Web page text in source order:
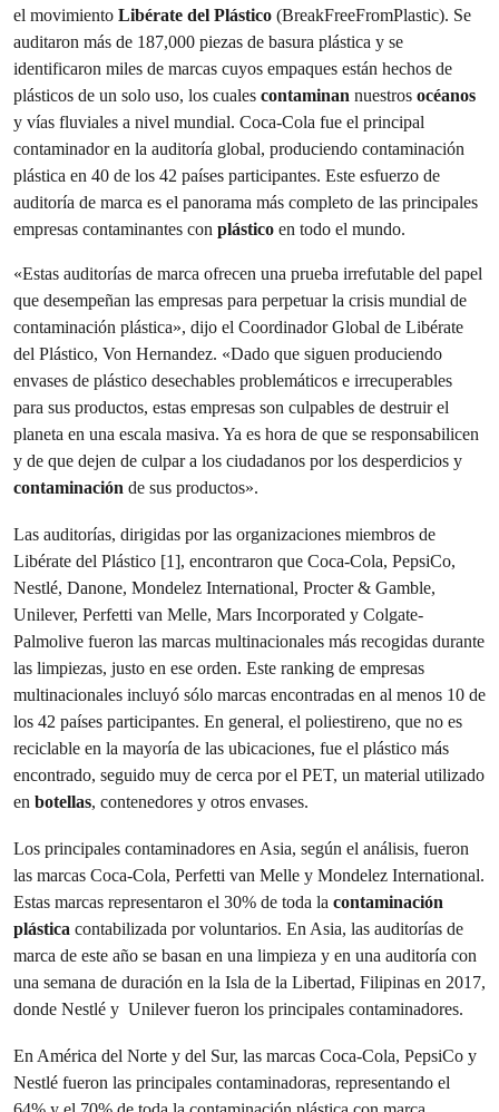
el movimiento Libérate del Plástico (BreakFreeFromPlastic). Se
auditaron más de 187,000 piezas de basura plástica y se
identificaron miles de marcas cuyos empaques están hechos de
plásticos de un solo uso, los cuales contaminan nuestros océanos
y vías fluviales a nivel mundial. Coca-Cola fue el principal
contaminador en la auditoría global, produciendo contaminación
plástica en 40 de los 42 países participantes. Este esfuerzo de
auditoría de marca es el panorama más completo de las principales
empresas contaminantes con plástico en todo el mundo.
«Estas auditorías de marca ofrecen una prueba irrefutable del papel
que desempeñan las empresas para perpetuar la crisis mundial de
contaminación plástica», dijo el Coordinador Global de Libérate
del Plástico, Von Hernandez. «Dado que siguen produciendo
envases de plástico desechables problemáticos e irrecuperables
para sus productos, estas empresas son culpables de destruir el
planeta en una escala masiva. Ya es hora de que se responsabilicen
y de que dejen de culpar a los ciudadanos por los desperdicios y
contaminación de sus productos».
Las auditorías, dirigidas por las organizaciones miembros de
Libérate del Plástico [1], encontraron que Coca-Cola, PepsiCo,
Nestlé, Danone, Mondelez International, Procter & Gamble,
Unilever, Perfetti van Melle, Mars Incorporated y Colgate-
Palmolive fueron las marcas multinacionales más recogidas durante
las limpiezas, justo en ese orden. Este ranking de empresas
multinacionales incluyó sólo marcas encontradas en al menos 10 de
los 42 países participantes. En general, el poliestireno, que no es
reciclable en la mayoría de las ubicaciones, fue el plástico más
encontrado, seguido muy de cerca por el PET, un material utilizado
en botellas, contenedores y otros envases.
Los principales contaminadores en Asia, según el análisis, fueron
las marcas Coca-Cola, Perfetti van Melle y Mondelez International.
Estas marcas representaron el 30% de toda la contaminación
plástica contabilizada por voluntarios. En Asia, las auditorías de
marca de este año se basan en una limpieza y en una auditoría con
una semana de duración en la Isla de la Libertad, Filipinas en 2017,
donde Nestlé y Unilever fueron los principales contaminadores.
En América del Norte y del Sur, las marcas Coca-Cola, PepsiCo y
Nestlé fueron las principales contaminadoras, representando el